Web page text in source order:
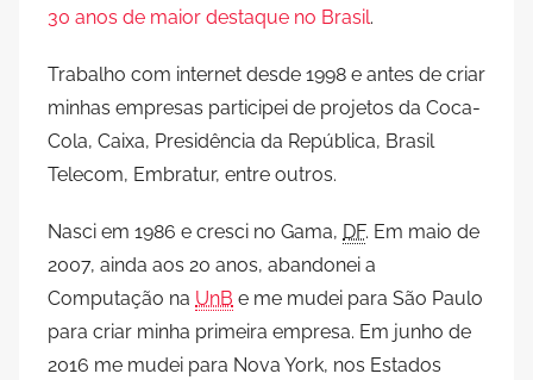
30 anos de maior destaque no Brasil.
Trabalho com internet desde 1998 e antes de criar
minhas empresas participei de projetos da Coca-
Cola, Caixa, Presidência da República, Brasil
Telecom, Embratur, entre outros.
Nasci em 1986 e cresci no Gama, DF. Em maio de
2007, ainda aos 20 anos, abandonei a
Computação na UnB e me mudei para São Paulo
para criar minha primeira empresa. Em junho de
2016 me mudei para Nova York, nos Estados